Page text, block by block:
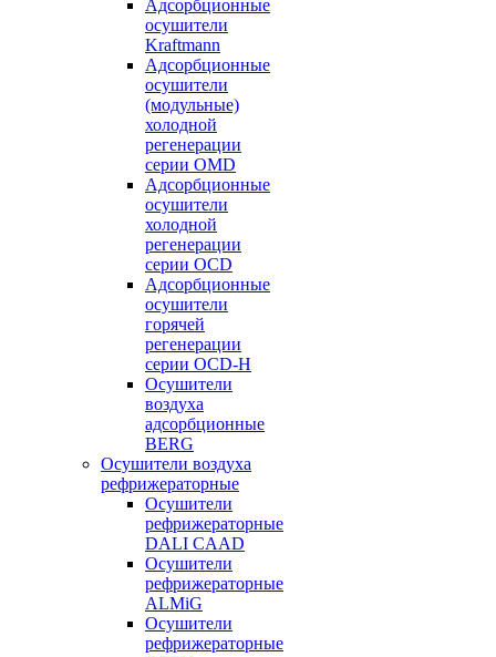
Адсорбционные
осушители
Kraftmann
Адсорбционные
осушители
(модульные)
холодной
регенерации
серии OMD
Адсорбционные
осушители
холодной
регенерации
серии OCD
Адсорбционные
осушители
горячей
регенерации
серии OСD-H
Осушители
воздуха
адсорбционные
BERG
Осушители воздуха
рефрижераторные
Осушители
рефрижераторные
DALI CAAD
Осушители
рефрижераторные
ALMiG
Осушители
рефрижераторные